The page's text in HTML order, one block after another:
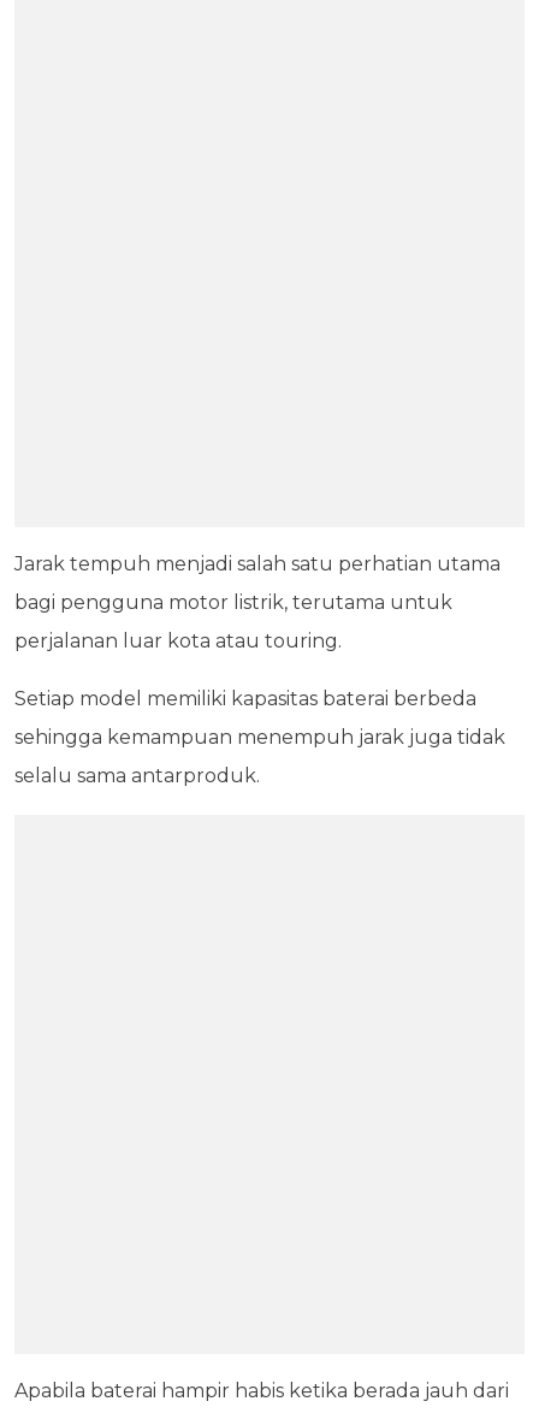
Jarak tempuh menjadi salah satu perhatian utama
bagi pengguna motor listrik, terutama untuk
perjalanan luar kota atau touring.
Setiap model memiliki kapasitas baterai berbeda
sehingga kemampuan menempuh jarak juga tidak
selalu sama antarproduk.
Apabila baterai hampir habis ketika berada jauh dari